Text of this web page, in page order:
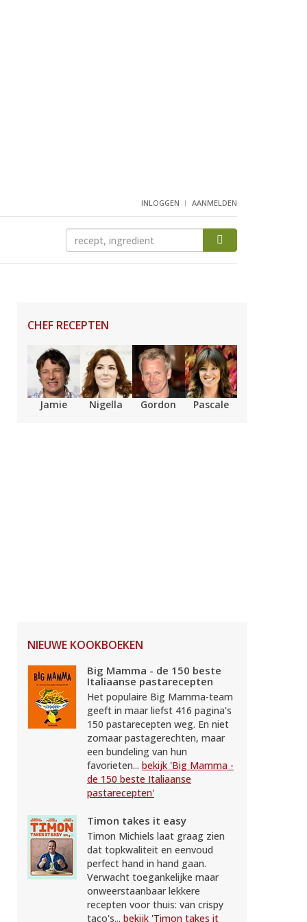
INLOGGEN AANMELDEN
CHEF RECEPTEN
Jamie Nigella Gordon Pascale
NIEUWE KOOKBOEKEN
Big Mamma - de 150 beste
Italiaanse pastarecepten
Het populaire Big Mamma-team
geeft in maar liefst 416 pagina's
150 pastarecepten weg. En niet
zomaar pastagerechten, maar
een bundeling van hun
favorieten... bekijk 'Big Mamma -
de 150 beste Italiaanse
pastarecepten'
Timon takes it easy
Timon Michiels laat graag zien
dat topkwaliteit en eenvoud
perfect hand in hand gaan.
Verwacht toegankelijke maar
onweerstaanbaar lekkere
recepten voor thuis: van crispy
taco's... bekijk 'Timon takes it